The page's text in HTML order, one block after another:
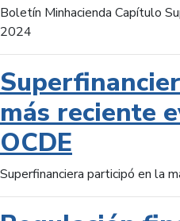
Boletín Minhacienda Capítulo
2024
más reciente
OCDE
Superfinanciera participó en la